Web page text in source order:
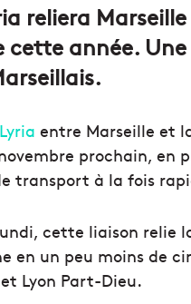
reliera
cette année.
entre Marseille et
prochain, en
transport à la fois
cette liaison relie
en un peu moins de
Lyon Part-Dieu.